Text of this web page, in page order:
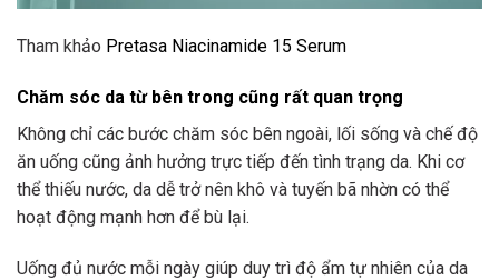
Tham khảo Pretasa Niacinamide 15 Serum
Chăm sóc da từ bên trong cũng rất quan trọng
Không chỉ các bước chăm sóc bên ngoài, lối sống và chế độ
ăn uống cũng ảnh hưởng trực tiếp đến tình trạng da. Khi cơ
thể thiếu nước, da dễ trở nên khô và tuyến bã nhờn có thể
hoạt động mạnh hơn để bù lại.
Uống đủ nước mỗi ngày giúp duy trì độ ẩm tự nhiên của da